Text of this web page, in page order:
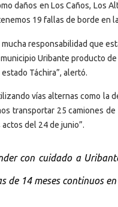
daños en Los Caños, Los
19 fallas de borde en
responsabilidad que
Uribante producto
Táchira”, alertó.
vías alternas como la
transportar 25 camiones
del 24 de junio”.
con cuidado a
de 14 meses continuos